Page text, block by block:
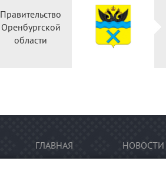
Правительство
Оренбургской
области
ГЛАВНАЯ НОВОСТИ